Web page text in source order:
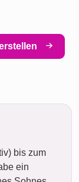
bis zum
ein